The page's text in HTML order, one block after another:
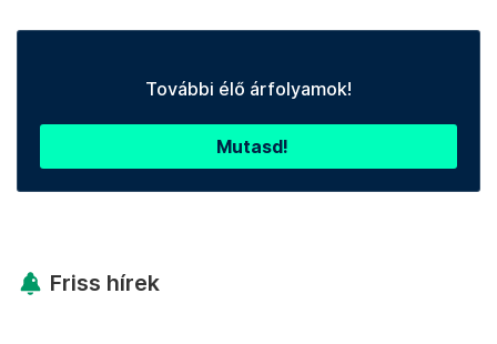
További élő árfolyamok!
Mutasd!
Friss hírek